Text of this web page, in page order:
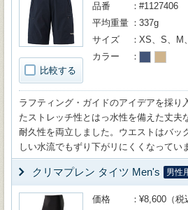
比較する
品番
#1127406
平均重量
337g
サイズ
XS、S、M
カラー
ラフティング・ガイドのアイデアを採り
たストレッチ性とはっ水性を備えた丈夫
耐久性を両立しました。ウエストはバッ
しい水流でもずり下がリにくくなってい
クリマプレン タイツ Men's 男性
価格
¥8,600（税